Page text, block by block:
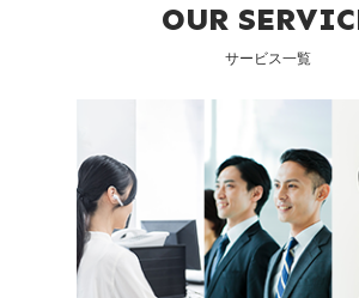
OUR
サービス一覧